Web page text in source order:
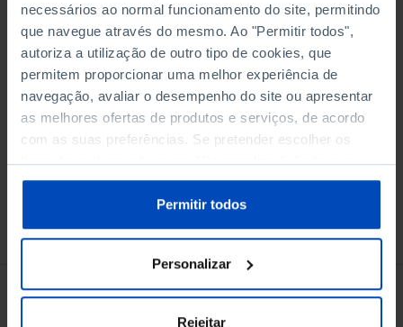
necessários ao normal funcionamento do site, permitindo
que navegue através do mesmo. Ao "Permitir todos",
autoriza a utilização de outro tipo de cookies, que
permitem proporcionar uma melhor experiência de
navegação, avaliar o desempenho do site ou apresentar
as melhores ofertas de produtos e serviços, de acordo
com as suas preferências. Se pretender escolher os
tipos de cookies, clique em "Personalizar". Saiba mais
sobre cookies através da gestão de preferências ou da
Política de Cookies.
Permitir todos
Personalizar
Rejeitar
Adicionar ao cesto
eBook
Conheça também